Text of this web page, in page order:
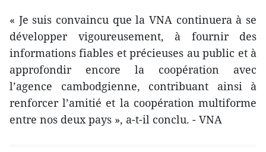
« Je suis convaincu que la VNA continuera à se
développer vigoureusement, à fournir des
informations fiables et précieuses au public et à
approfondir encore la coopération avec
l’agence cambodgienne, contribuant ainsi à
renforcer l’amitié et la coopération multiforme
entre nos deux pays », a-t-il conclu. - VNA